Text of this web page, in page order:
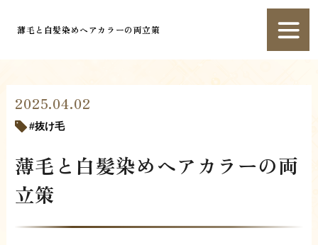
薄毛と白髪染めヘアカラーの両立策
2025.04.02
抜け毛
薄毛と白髪染めヘアカラーの両
立策